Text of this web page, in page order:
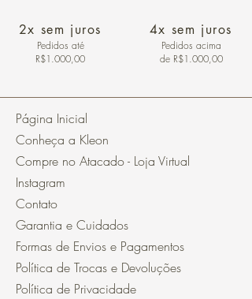
2x sem juros
Pedidos até
R$1.000,00
4x sem juros
Pedidos acima
de R$1.000,00
Página Inicial
Conheça a Kleon
Compre no Atacado - Loja Virtual
Instagram
Contato
Garantia e Cuidados
Formas de Envios e Pagamentos
Política de Trocas e Devoluções
Política de Privacidade